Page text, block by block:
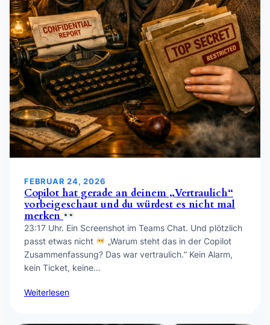
FEBRUAR 24, 2026
Copilot hat gerade an deinem „Vertraulich“
vorbeigeschaut und du würdest es nicht mal
merken
23:17 Uhr. Ein Screenshot im Teams Chat. Und plötzlich
passt etwas nicht
„Warum steht das in der Copilot
Zusammenfassung? Das war vertraulich.“ Kein Alarm,
kein Ticket, keine…
Weiterlesen